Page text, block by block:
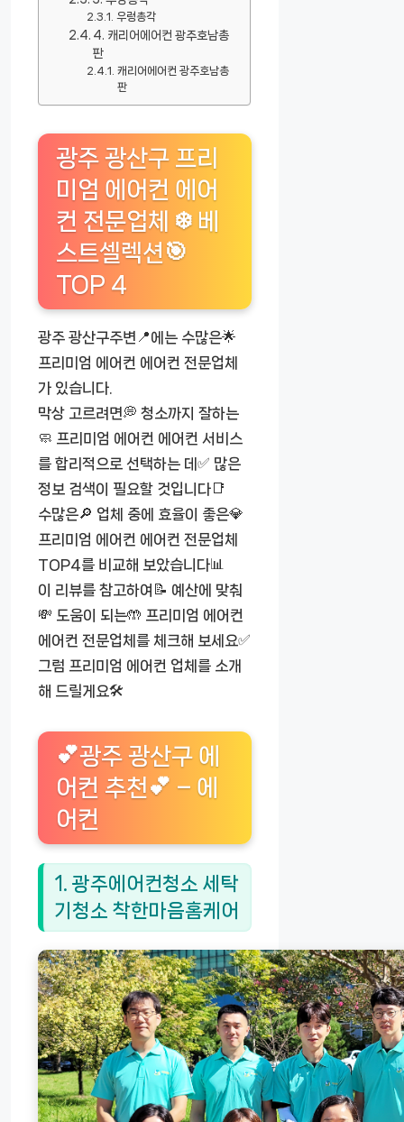
우렁총각
4. 캐리어에어컨 광주호남총
판
캐리어에어컨 광주호남총
판
광주 광산구 프리
미엄 에어컨 에어
컨 전문업체 ❄️ 베
스트셀렉션🎯
TOP 4
광주 광산구주변📍에는 수많은🌟
프리미엄 에어컨 에어컨 전문업체
가 있습니다.
막상 고르려면💭 청소까지 잘하는
🧼 프리미엄 에어컨 에어컨 서비스
를 합리적으로 선택하는 데✅ 많은
정보 검색이 필요할 것입니다📑
수많은🔎 업체 중에 효율이 좋은💎
프리미엄 에어컨 에어컨 전문업체
TOP4를 비교해 보았습니다📊
이 리뷰를 참고하여📝 예산에 맞춰
💸 도움이 되는🤲 프리미엄 에어컨
에어컨 전문업체를 체크해 보세요✅
그럼 프리미엄 에어컨 업체를 소개
해 드릴게요🛠️
💕광주 광산구 에
어컨 추천💕 – 에
어컨
1. 광주에어컨청소 세탁
기청소 착한마음홈케어